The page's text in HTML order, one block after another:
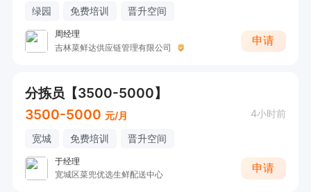
绿园 免费培训 晋升空间
周经理
吉林菜鲜达供应链管理有限公司
申请
分拣员【3500-5000】
3500-5000 元/月 4小时前
宽城 免费培训 晋升空间
于经理
宽城区菜兜优选生鲜配送中心
申请